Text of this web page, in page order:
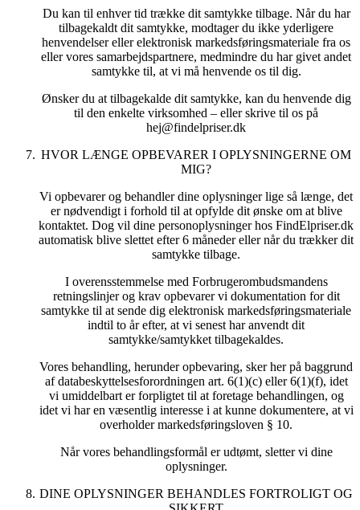
Du kan til enhver tid trække dit samtykke tilbage. Når du har
tilbagekaldt dit samtykke, modtager du ikke yderligere
henvendelser eller elektronisk markedsføringsmateriale fra os
eller vores samarbejdspartnere, medmindre du har givet andet
samtykke til, at vi må henvende os til dig.
Ønsker du at tilbagekalde dit samtykke, kan du henvende dig
til den enkelte virksomhed – eller skrive til os på
hej@findelpriser.dk
HVOR LÆNGE OPBEVARER I OPLYSNINGERNE OM
MIG?
Vi opbevarer og behandler dine oplysninger lige så længe, det
er nødvendigt i forhold til at opfylde dit ønske om at blive
kontaktet. Dog vil dine personoplysninger hos FindElpriser.dk
automatisk blive slettet efter 6 måneder eller når du trækker dit
samtykke tilbage.
I overensstemmelse med Forbrugerombudsmandens
retningslinjer og krav opbevarer vi dokumentation for dit
samtykke til at sende dig elektronisk markedsføringsmateriale
indtil to år efter, at vi senest har anvendt dit
samtykke/samtykket tilbagekaldes.
Vores behandling, herunder opbevaring, sker her på baggrund
af databeskyttelsesforordningen art. 6(1)(c) eller 6(1)(f), idet
vi umiddelbart er forpligtet til at foretage behandlingen, og
idet vi har en væsentlig interesse i at kunne dokumentere, at vi
overholder markedsføringsloven § 10.
Når vores behandlingsformål er udtømt, sletter vi dine
oplysninger.
DINE OPLYSNINGER BEHANDLES FORTROLIGT OG